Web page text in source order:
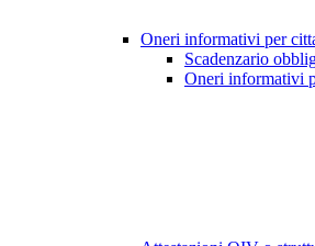
Oneri informativi per
Scadenzario
Oneri informativi